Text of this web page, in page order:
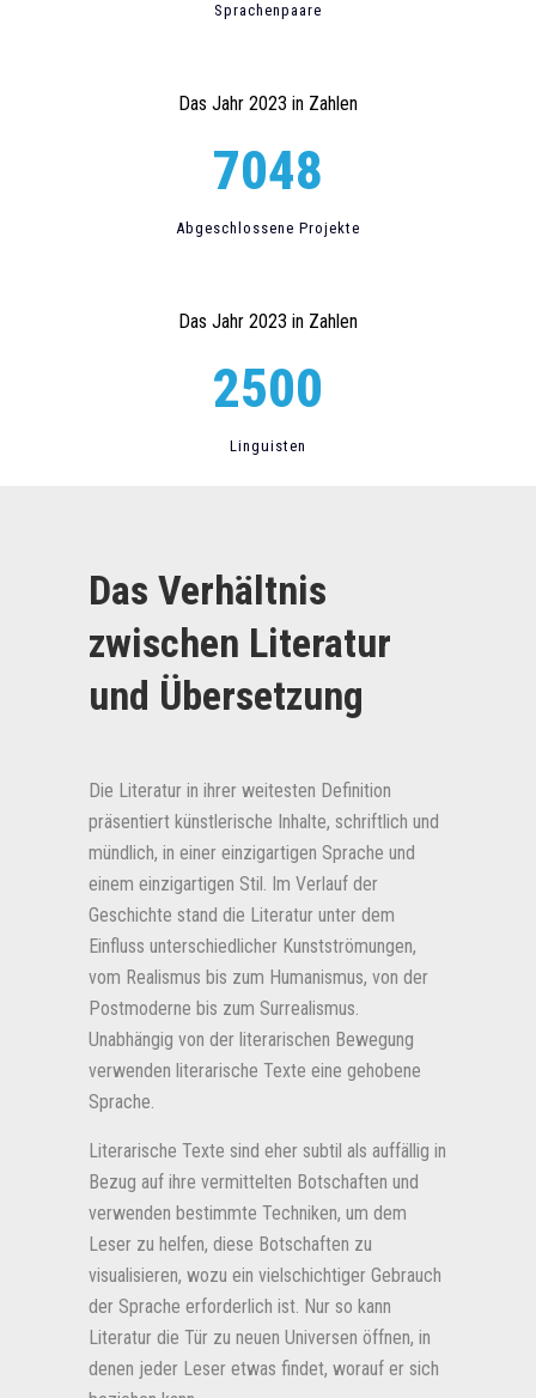
Sprachenpaare
Das Jahr 2023 in Zahlen
7048
Abgeschlossene Projekte
Das Jahr 2023 in Zahlen
2500
Linguisten
Das Verhältnis
zwischen Literatur
und Übersetzung
Die Literatur in ihrer weitesten Definition
präsentiert künstlerische Inhalte, schriftlich und
mündlich, in einer einzigartigen Sprache und
einem einzigartigen Stil. Im Verlauf der
Geschichte stand die Literatur unter dem
Einfluss unterschiedlicher Kunstströmungen,
vom Realismus bis zum Humanismus, von der
Postmoderne bis zum Surrealismus.
Unabhängig von der literarischen Bewegung
verwenden literarische Texte eine gehobene
Sprache.
Literarische Texte sind eher subtil als auffällig in
Bezug auf ihre vermittelten Botschaften und
verwenden bestimmte Techniken, um dem
Leser zu helfen, diese Botschaften zu
visualisieren, wozu ein vielschichtiger Gebrauch
der Sprache erforderlich ist. Nur so kann
Literatur die Tür zu neuen Universen öffnen, in
denen jeder Leser etwas findet, worauf er sich